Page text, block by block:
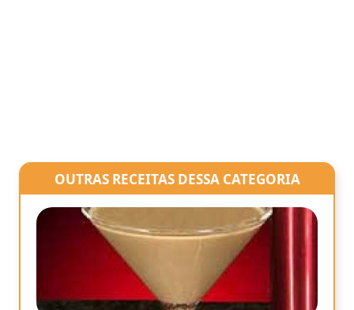
OUTRAS RECEITAS DESSA CATEGORIA